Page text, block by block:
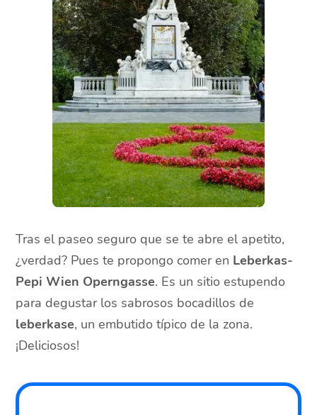
Tras el paseo seguro que se te abre el apetito,
¿verdad? Pues te propongo comer en Leberkas-
Pepi Wien Operngasse. Es un sitio estupendo
para degustar los sabrosos bocadillos de
leberkase, un embutido típico de la zona.
¡Deliciosos!